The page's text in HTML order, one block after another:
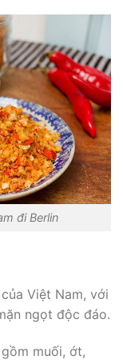
đi Berlin
Việt Nam, với
ngọt độc đáo.
muối, ớt,